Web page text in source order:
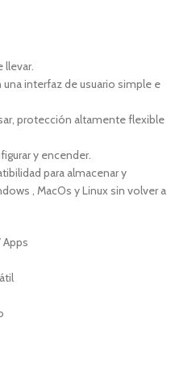
llevar.
una interfaz de usuario simple e
protección altamente flexible
y encender.
para almacenar y
, MacOs y Linux sin volver a